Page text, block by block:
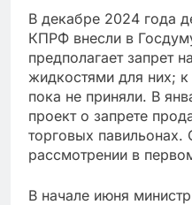
В декабре 2024 года
КПРФ внесли в
предполагает запрет
жидкостями для них;
пока не приняли. В
проект о запрете
торговых павильонах.
рассмотрении в
В начале июня